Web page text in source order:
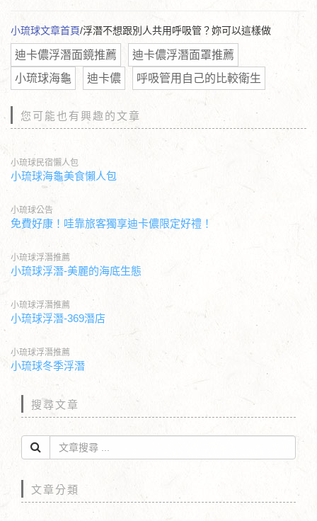
小琉球文章首頁/浮潛不想跟別人共用呼吸管？妳可以這樣做
迪卡儂浮潛面鏡推薦
迪卡儂浮潛面罩推薦
小琉球海龜
迪卡儂 呼吸管用自己的比較衛生
您可能也有興趣的文章
小琉球民宿懶人包
小琉球海龜美食懶人包
小琉球公告
免費好康！哇靠旅客獨享迪卡儂限定好禮！
小琉球浮潛推薦
小琉球浮潛-美麗的海底生態
小琉球浮潛推薦
小琉球浮潛-369潛店
小琉球浮潛推薦
小琉球冬季浮潛
搜尋文章
文章分類